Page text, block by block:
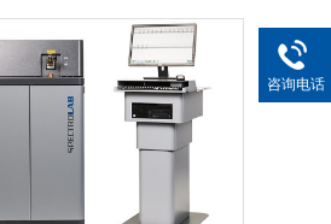
咨询电话